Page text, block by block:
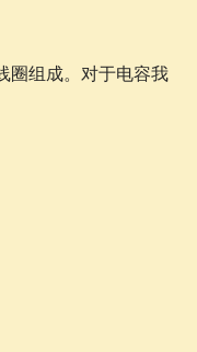
圈组成。对于电容我
L \dot I